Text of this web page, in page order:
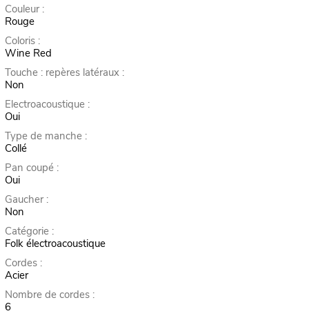
Couleur :
Rouge
Coloris :
Wine Red
Touche : repères latéraux :
Non
Electroacoustique :
Oui
Type de manche :
Collé
Pan coupé :
Oui
Gaucher :
Non
Catégorie :
Folk électroacoustique
Cordes :
Acier
Nombre de cordes :
6